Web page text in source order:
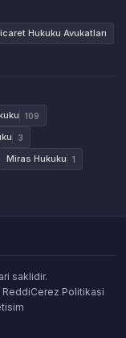
Hukuku Avukatları
109
3
Miras Hukuku 1
saklidir.
ReddiCerez Politikasi